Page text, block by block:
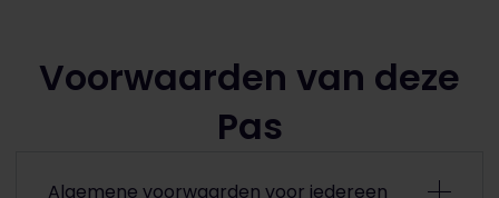
Voorwaarden van deze
Pas
Algemene voorwaarden voor iedereen